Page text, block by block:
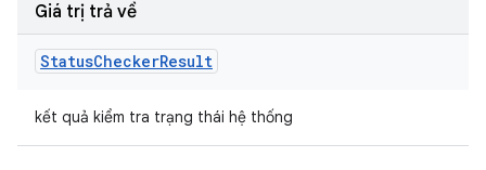
Giá trị trả về
StatusCheckerResult
kết quả kiểm tra trạng thái hệ thống